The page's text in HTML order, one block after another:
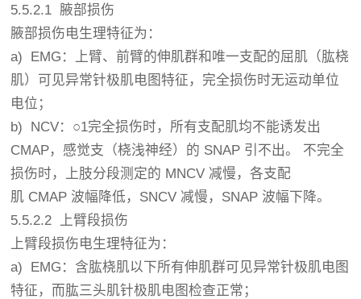
5.5.2.1 腋部损伤
腋部损伤电生理特征为：
a) EMG：上臂、前臂的伸肌群和唯一支配的屈肌（肱桡
肌）可见异常针极肌电图特征，完全损伤时无运动单位
电位；
b) NCV：○1完全损伤时，所有支配肌均不能诱发出
CMAP，感觉支（桡浅神经）的 SNAP 引不出。 不完全
损伤时，上肢分段测定的 MNCV 减慢，各支配
肌 CMAP 波幅降低，SNCV 减慢，SNAP 波幅下降。
5.5.2.2 上臂段损伤
上臂段损伤电生理特征为：
a) EMG：含肱桡肌以下所有伸肌群可见异常针极肌电图
特征，而肱三头肌针极肌电图检查正常；